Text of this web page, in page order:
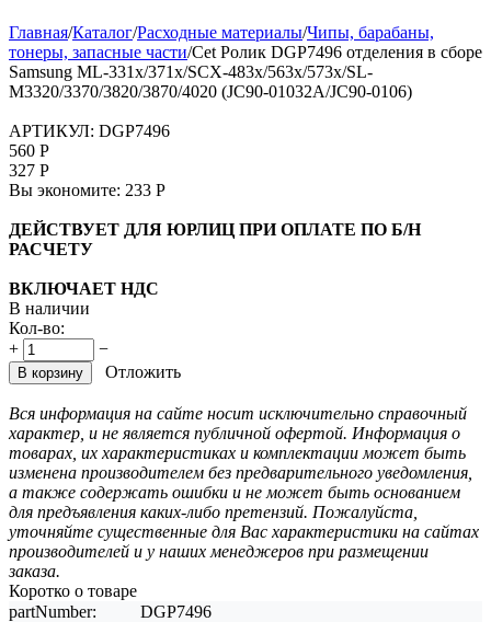
Главная/Каталог/Расходные материалы/Чипы, барабаны,
тонеры, запасные части/Cet Ролик DGP7496 отделения в сборе
Samsung ML-331х/371х/SCX-483x/563x/573x/SL-
M3320/3370/3820/3870/4020 (JC90-01032A/JC90-0106)
АРТИКУЛ: DGP7496
560 Р
327 Р
Вы экономите: 233 Р
ДЕЙСТВУЕТ ДЛЯ ЮРЛИЦ ПРИ ОПЛАТЕ ПО Б/Н
РАСЧЕТУ
ВКЛЮЧАЕТ НДС
В наличии
Кол-во:
+
−
В корзину Отложить
Вся информация на сайте носит исключительно справочный
характер, и не является публичной офертой. Информация о
товарах, их характеристиках и комплектации может быть
изменена производителем без предварительного уведомления,
а также содержать ошибки и не может быть основанием
для предъявления каких-либо претензий. Пожалуйста,
уточняйте существенные для Вас характеристики на сайтах
производителей и у наших менеджеров при размещении
заказа.
Коротко о товаре
partNumber:
DGP7496